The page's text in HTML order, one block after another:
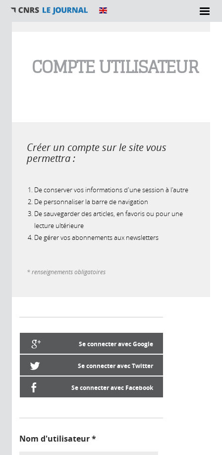
COMPTE UTILISATEUR
Créer un compte sur le site vous
permettra :
De conserver vos informations d'une session à l'autre
De personnaliser la barre de navigation
De sauvegarder des articles, en favoris ou pour une
lecture ultérieure
De gérer vos abonnements aux newsletters
* renseignements obligatoires
Se connecter avec Google
Se connecter avec Twitter
Se connecter avec Facebook
Nom d'utilisateur*